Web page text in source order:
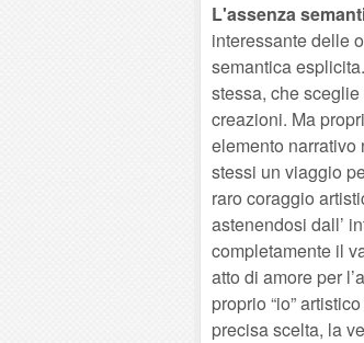
L'assenza
interessante delle
semantica
stessa, che
creazioni. Ma
elemento narrativo
stessi un viaggio
raro coraggio
astenendosi dall’
completamente il
atto di amore per
proprio “io”
precisa scelta, la